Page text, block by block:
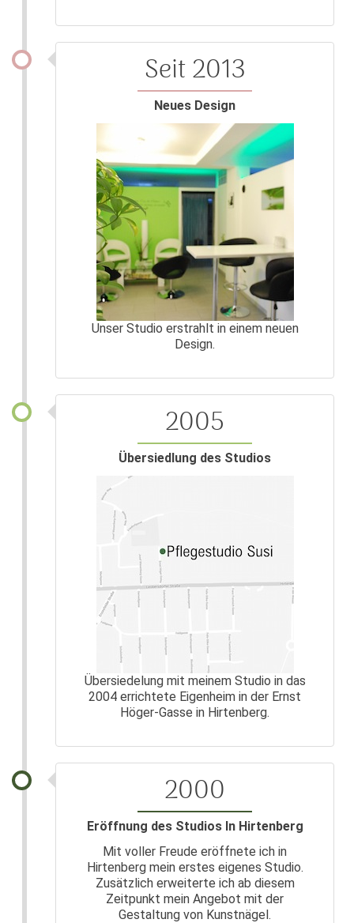
Seit 2013
Neues Design
Unser Studio erstrahlt in einem neuen
Design.
2005
Übersiedlung des Studios
Übersiedelung mit meinem Studio in das
2004 errichtete Eigenheim in der Ernst
Höger-Gasse in Hirtenberg.
2000
Eröffnung des Studios In Hirtenberg
Mit voller Freude eröffnete ich in
Hirtenberg mein erstes eigenes Studio.
Zusätzlich erweiterte ich ab diesem
Zeitpunkt mein Angebot mit der
Gestaltung von Kunstnägel.